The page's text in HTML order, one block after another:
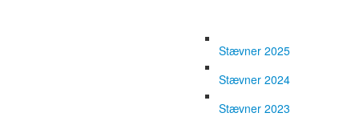
Stævner 2025
Stævner 2024
Stævner 2023